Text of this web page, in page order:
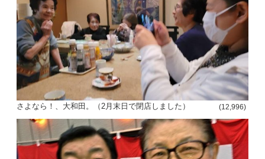
さよなら！、大和田。（2月末日で閉店しました） (12,996)